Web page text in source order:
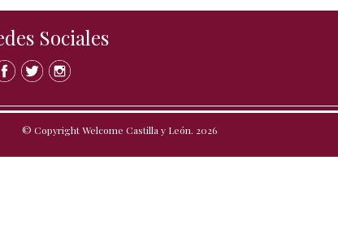
Sociales
© Copyright Welcome Castilla y León. 2026